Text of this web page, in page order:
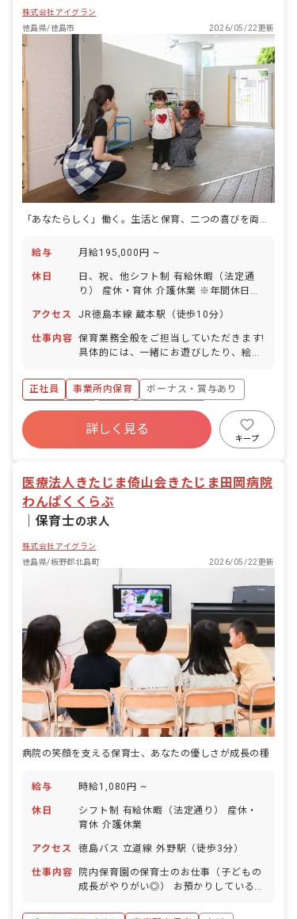
株式会社アイグラン
徳島県/徳島市
2026/05/22更新
「あなたらしく」働く。生活と保育、二つの喜びを両立できる職場です。
給与 月給195,000円 ~
休日
日、祝、他シフト制 有給休暇（法定通
り） 産休・育休 介護休業 ※年間休日
アクセス
JR徳島本線 蔵本駅（徒歩10分）
仕事内容 保育業務全般をご担当していただきます!
具体的には、一緒にお遊びしたり、絵本
お昼寝、お着替え、お散歩などをお任せ
します!
正社員 事業所内保育
ボーナス・賞与あり
社会保険完備
有給
福利厚生充実
昇給昇進あり
産休育休制度
詳しく見る
キープ
医療法人きたじま倚山会きたじま田岡病院
わんぱくくらぶ
保育士の求人
株式会社アイグラン
徳島県/板野郡北島町
2026/05/22更新
病院の笑顔を支える保育士、あなたの優しさが成長の種
給与 時給1,080円 ~
休日
シフト制 有給休暇（法定通り） 産休・
育休 介護休業
アクセス 徳島バス 立道線 外野駅（徒歩3分）
仕事内容
院内保育園の保育士のお仕事（子どもの
成長がやりがい◎） お預かりしている子
食事・睡眠・排泄・清潔・衣類の着脱等